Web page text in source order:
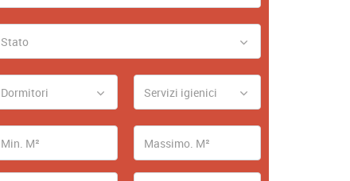
Stato
Dormitori Servizi igienici